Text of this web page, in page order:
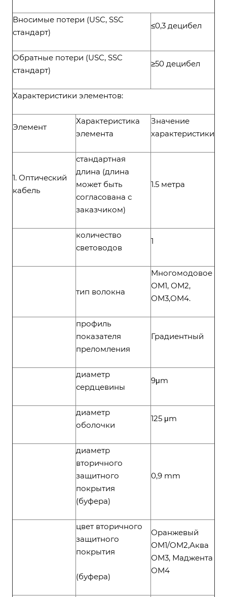
Вносимые потери (USC, SSC
стандарт)
≤0,3 децибел
Обратные потери (USC, SSC
стандарт)
≥50 децибел
Характеристики элементов:
Элемент
Характеристика
элемента
Значение
характеристики
1. Оптический
кабель
стандартная
длина (длина
может быть
согласована с
заказчиком)
1.5 метра
количество
световодов
1
тип волокна
Многомодовое
ОМ1, ОМ2,
ОМ3,ОМ4.
профиль
показателя
преломления
Градиентный
диаметр
сердцевины
9μm
диаметр
оболочки
125 μm
диаметр
вторичного
защитного
покрытия
(буфера)
0,9 mm
цвет вторичного
защитного
покрытия
(буфера)
Оранжевый
ОМ1/OM2,Аква
ОМ3, Маджента
ОМ4